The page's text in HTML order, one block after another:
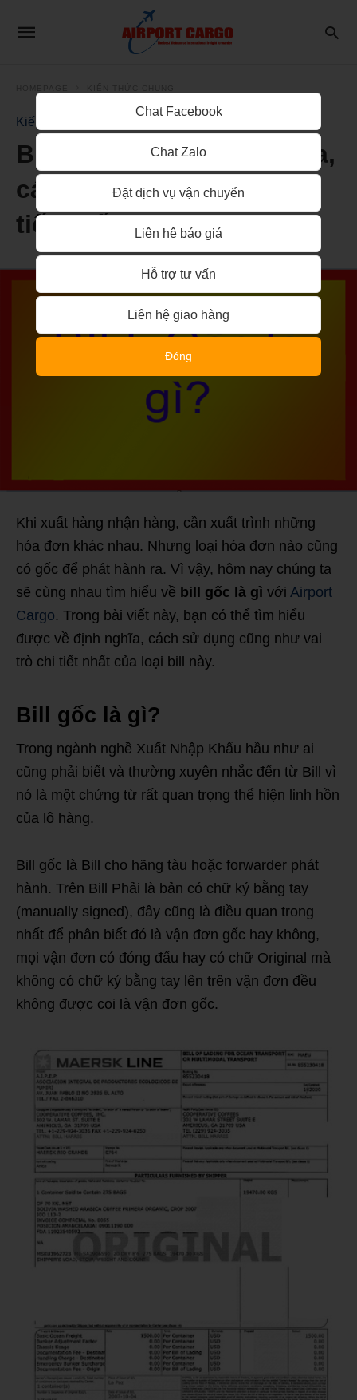
Kiến thức chung
Bill gốc là gì – định nghĩa,
cách sử dụng, vai trò chi
tiết nhất
Khi xuất hàng nhận hàng, cần xuất trình những
hóa đơn khác nhau. Nhưng loại hóa đơn nào cũng
có gốc để phát hành ra. Vì vậy, hôm nay chúng ta
sẽ cùng nhau tìm hiểu về bill gốc là gì với Airport
Cargo. Trong bài viết này, bạn có thể tìm hiểu
được về định nghĩa, cách sử dụng cũng như vai
trò chi tiết nhất của loại bill này.
Bill gốc là gì?
Trong ngành nghề Xuất Nhập Khẩu hầu như ai
cũng phải biết và thường xuyên nhắc đến từ Bill vì
nó là một chứng từ rất quan trọng thể hiện linh hồn
của lô hàng.
Bill gốc là Bill cho hãng tàu hoặc forwarder phát
hành. Trên Bill Phải là bản có chữ ký bằng tay
(manually signed), đây cũng là điều quan trong
nhất để phân biết đó là vận đơn gốc hay không,
mọi vận đơn có đóng đấu hay có chữ Original mà
không có chữ ký bằng tay lên trên vận đơn đều
không được coi là vận đơn gốc.
Chat Facebook
Chat Zalo
Đặt dịch vụ vận chuyển
Liên hệ báo giá
Hỗ trợ tư vấn
Liên hệ giao hàng
Đóng